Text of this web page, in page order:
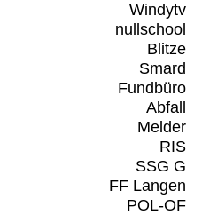
Windytv
nullschool
Blitze
Smard
Fundbüro
Abfall
Melder
RIS
SSG G
FF Langen
POL-OF